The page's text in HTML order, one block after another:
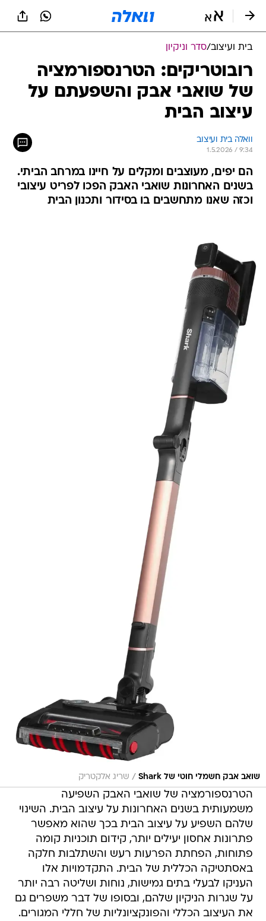
בית ועיצוב/סדר וניקיון
רובוטריקים: הטרנספורמציה
של שואבי אבק והשפעתם על
עיצוב הבית
וואלה בית ועיצוב
1.5.2026 / 9:34
הם יפים, מעוצבים ומקלים על חיינו במרחב הביתי.
בשנים האחרונות שואבי האבק הפכו לפריט עיצובי
וכזה שאנו מתחשבים בו בסידור ותכנון הבית
שואב אבק חשמלי חוטי של Shark / שריג אלקטריק
הטרנספורמציה של שואבי האבק השפיעה
משמעותית בשנים האחרונות על עיצוב הבית. השינוי
שלהם השפיע על עיצוב הבית בכך שהוא מאפשר
פתרונות אחסון יעילים יותר, קידום תוכניות קומה
פתוחות, הפחתת הפרעות רעש והשתלבות חלקה
באסתטיקה הכללית של הבית. התקדמויות אלו
העניקו לבעלי בתים גמישות, נוחות ושליטה רבה יותר
על שגרות הניקיון שלהם, ובסופו של דבר משפרים גם
את העיצוב הכללי והפונקציונליות של חללי המגורים.